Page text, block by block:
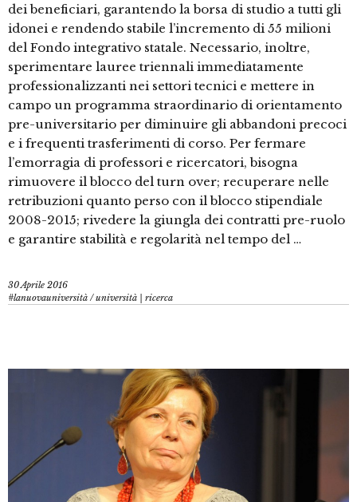
dei beneficiari, garantendo la borsa di studio a tutti gli
idonei e rendendo stabile l’incremento di 55 milioni
del Fondo integrativo statale. Necessario, inoltre,
sperimentare lauree triennali immediatamente
professionalizzanti nei settori tecnici e mettere in
campo un programma straordinario di orientamento
pre-universitario per diminuire gli abbandoni precoci
e i frequenti trasferimenti di corso. Per fermare
l’emorragia di professori e ricercatori, bisogna
rimuovere il blocco del turn over; recuperare nelle
retribuzioni quanto perso con il blocco stipendiale
2008-2015; rivedere la giungla dei contratti pre-ruolo
e garantire stabilità e regolarità nel tempo del …
30 Aprile 2016
#lanuovauniversità /università | ricerca